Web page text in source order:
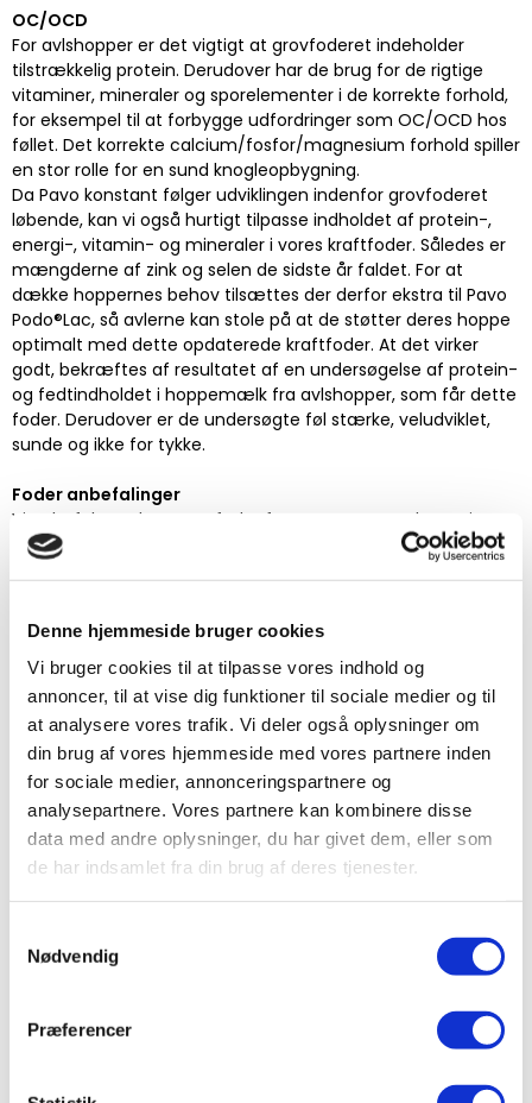
Denne hjemmeside bruger cookies
Vi bruger cookies til at tilpasse vores indhold og
annoncer, til at vise dig funktioner til sociale medier og til
at analysere vores trafik. Vi deler også oplysninger om
din brug af vores hjemmeside med vores partnere inden
for sociale medier, annonceringspartnere og
analysepartnere. Vores partnere kan kombinere disse
data med andre oplysninger, du har givet dem, eller som
de har indsamlet fra din brug af deres tjenester.
Nødvendig
Præferencer
OC/OCD
For avlshopper er det vigtigt at grovfoderet indeholder
tilstrækkelig protein. Derudover har de brug for de rigtige
vitaminer, mineraler og sporelementer i de korrekte forhold,
for eksempel til at forbygge udfordringer som OC/OCD hos
føllet. Det korrekte calcium/fosfor/magnesium forhold spiller
en stor rolle for en sund knogleopbygning.
Da Pavo konstant følger udviklingen indenfor grovfoderet
løbende, kan vi også hurtigt tilpasse indholdet af protein-,
energi-, vitamin- og mineraler i vores kraftfoder. Således er
mængderne af zink og selen de sidste år faldet. For at
dække hoppernes behov tilsættes der derfor ekstra til Pavo
Podo®Lac, så avlerne kan stole på at de støtter deres hoppe
optimalt med dette opdaterede kraftfoder. At det virker
godt, bekræftes af resultatet af en undersøgelse af protein-
og fedtindholdet i hoppemælk fra avlshopper, som får dette
foder. Derudover er de undersøgte føl stærke, veludviklet,
sunde og ikke for tykke.
Foder anbefalinger
Vi anbefaler at bruge et foder fra vores Pavo Podo® serie. Her
har vi følgende produkter til avlshoppen
Pavo Podo®Care
Brug den mængde der er anvist på sækken i forhold til
hoppens vægt og fordel foderet over minimum 3 fodringer.
Vi anbefaler, at du senest begynder tre måneder inden
folingen og indtil laktationsperioden er ovre. Du kan også
starte tidligere med foderet og det kan være en fordel, hvis
hoppen er til den tynde side.
Derudover tildel gerne grovfoder ad. libitum, medmindre
hoppen er overvægtigt. I så fald giv afmålt grovfoder
(minimum 1,5 kg grovfoder pr. 100 kg hest) fordelt udover
middel - dette gør det lettere at imødekomme hoppens
øget behov for protein.
Råmælk
Modermælk indeholder alle nødvendige stoffer til et godt
kaldes ”råmælk”. Denne råmælk er væsentlig for et føl, da